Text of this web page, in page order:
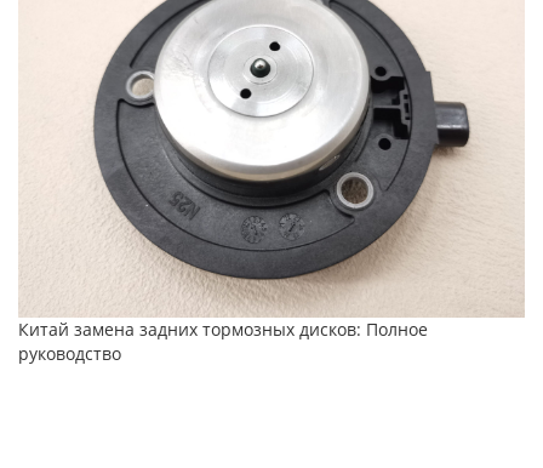
Китай замена задних тормозных дисков: Полное
руководство